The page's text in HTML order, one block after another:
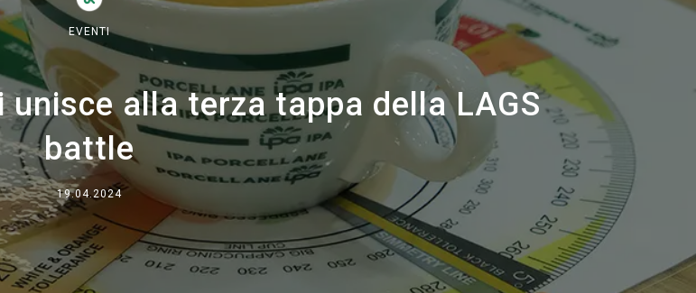
EVENTI
unisce alla terza tappa della LAGS
battle
19.04.2024
con noi
La nostra storia
I nostri Lab
Sostenibilità